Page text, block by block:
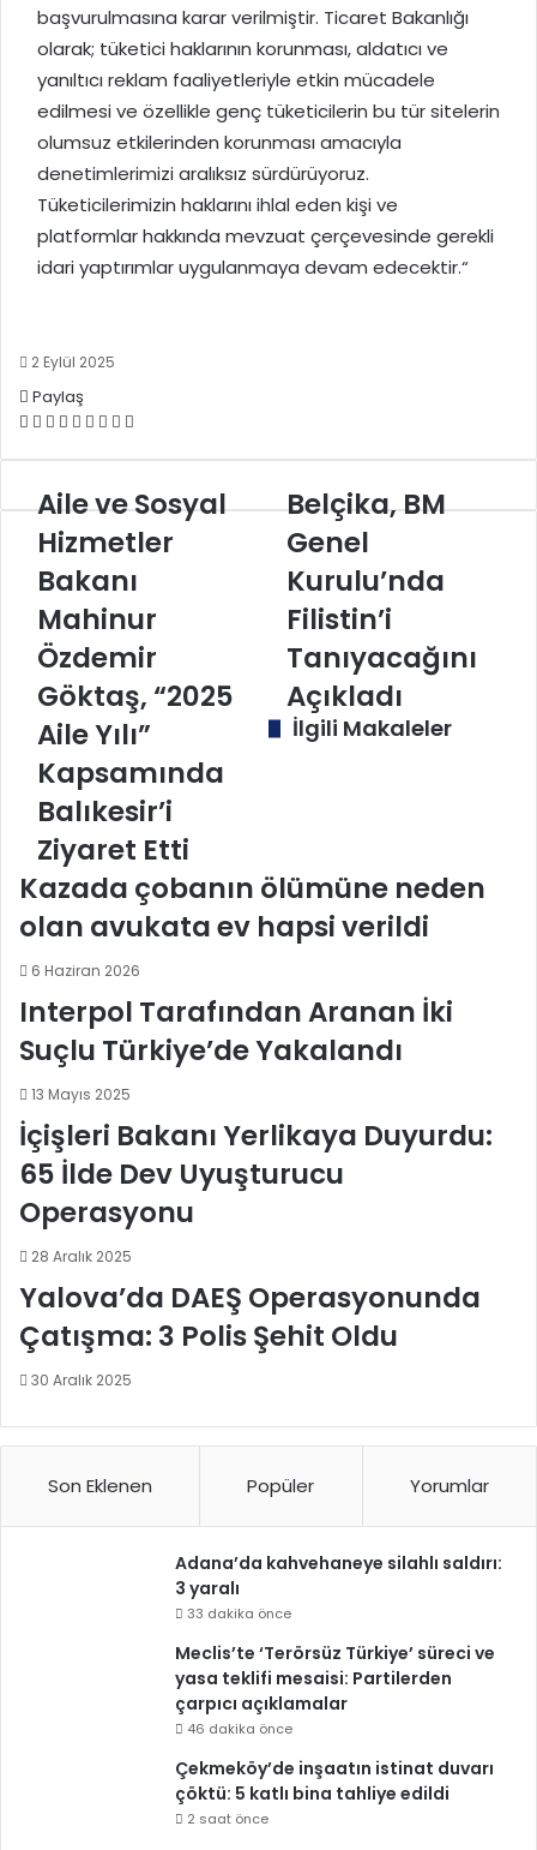
başvurulmasına karar verilmiştir. Ticaret Bakanlığı
olarak; tüketici haklarının korunması, aldatıcı ve
yanıltıcı reklam faaliyetleriyle etkin mücadele
edilmesi ve özellikle genç tüketicilerin bu tür sitelerin
olumsuz etkilerinden korunması amacıyla
denetimlerimizi aralıksız sürdürüyoruz.
Tüketicilerimizin haklarını ihlal eden kişi ve
platformlar hakkında mevzuat çerçevesinde gerekli
idari yaptırımlar uygulanmaya devam edecektir.“
2 Eylül 2025
Paylaş
Facebook
X LinkedIn
Tumblr
Pinterest
Reddit
VKontakte
E-
paylaş
Aile
ve
Sosyal
Hizmetler
Bakanı
Mahinur
Özdemir
Göktaş,
“2025
Aile
Yılı”
Kapsamında
Balıkesir’i
Ziyaret
Etti
Aile ve Sosyal
Hizmetler
Bakanı
Mahinur
Özdemir
Göktaş, “2025
Aile Yılı”
Kapsamında
Balıkesir’i
Ziyaret Etti
Belçika,
BM
Genel
Kurulu’nda
Filistin’i
Tanıyacağını
Açıkladı
Belçika, BM
Genel
Kurulu’nda
Filistin’i
Tanıyacağını
Açıkladı
İlgili Makaleler
Kazada çobanın ölümüne neden
olan avukata ev hapsi verildi
6 Haziran 2026
Interpol Tarafından Aranan İki
Suçlu Türkiye’de Yakalandı
13 Mayıs 2025
İçişleri Bakanı Yerlikaya Duyurdu:
65 İlde Dev Uyuşturucu
Operasyonu
28 Aralık 2025
Yalova’da DAEŞ Operasyonunda
Çatışma: 3 Polis Şehit Oldu
30 Aralık 2025
Son Eklenen Popüler Yorumlar
Adana’da kahvehaneye silahlı saldırı:
3 yaralı
33 dakika önce
Meclis’te ‘Terörsüz Türkiye’ süreci ve
yasa teklifi mesaisi: Partilerden
çarpıcı açıklamalar
46 dakika önce
Çekmeköy’de inşaatın istinat duvarı
çöktü: 5 katlı bina tahliye edildi
2 saat önce